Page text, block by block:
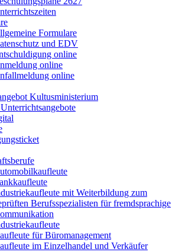
Formulare
und EDV
online
online
online
Kultusministerium
mit Weiterbildung zum
Berufsspezialisten für fremdsprachige
für Büromanagement
im Einzelhandel und Verkäufer